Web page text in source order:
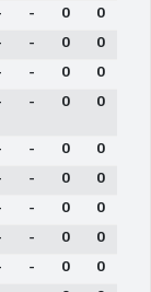
- 0
0
- 0
0
- 0
0
- 0 0
- 0
0
- 0
0
- 0
0
- 0
0
- 0
0